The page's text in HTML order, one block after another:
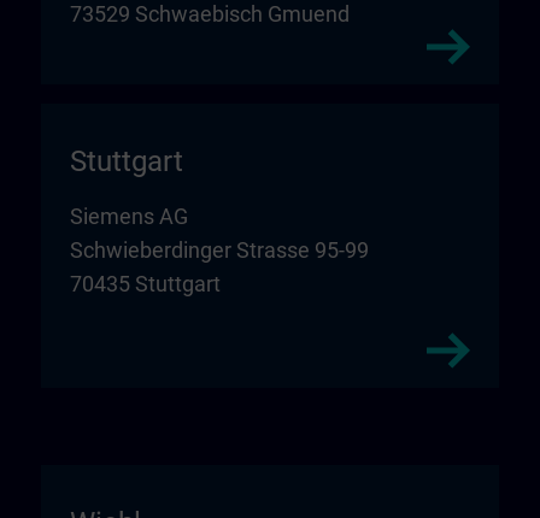
73529 Schwaebisch Gmuend
Stuttgart
Siemens AG
Schwieberdinger Strasse 95-99
70435 Stuttgart